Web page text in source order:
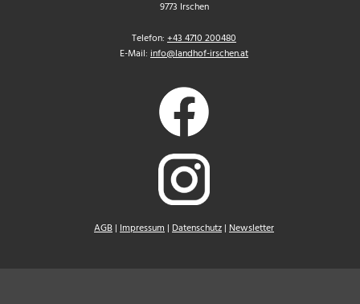
9773 Irschen
Telefon: +43 4710 200480
E-Mail: info@landhof-irschen.at
AGB | Impressum | Datenschutz | Newsletter